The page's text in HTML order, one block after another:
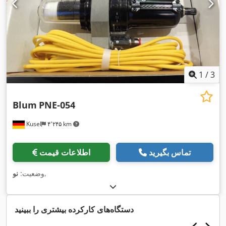
1 /3
Kusel ۴٬۲۴۵ km
Blum PNE-054
اطلاعات قیمت تماس بگیرید
وضعیت: نو ,
دستگاه‌های کارکرده بیشتری را ببینید